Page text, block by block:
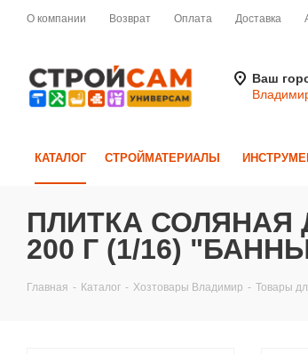
О компании Возврат Оплата Доставка
Ваш
КАТАЛОГ СТРОЙМАТЕРИАЛЫ
ПЛИТКА
200 Г (1/16)
Главная - Каталог - Хозтовары Владимир - Товары